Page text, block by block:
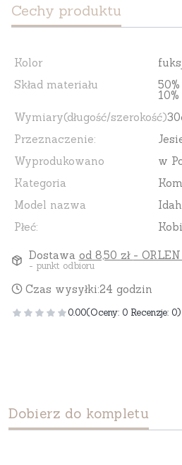
Cechy produktu
Kolor
Skład materiału
Wymiary(długość/szerokość)
Przeznaczenie:
Wyprodukowano
w
Kategoria
Model nazwa
Płeć:
Dostawa od 8,50 zł -
- punkt odbioru
Czas wysyłki:24 godzin
0.00(Oceny: 0 Recenzje: 0)
Dobierz do kompletu